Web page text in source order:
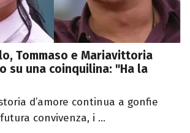
Tommaso e Mariavittoria
su una coinquilina: "Ha la
d’amore continua a gonfie
convivenza, i ...